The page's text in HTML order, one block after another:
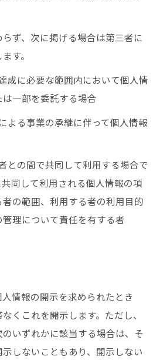
らず、次に掲げる場合は第三者に
す。
成に必要な範囲内において個人情
一部を委託する場合
よる事業の承継に伴って個人情報
との間で共同して利用する場合で
同して利用される個人情報の項
の範囲、利用する者の利用目的
理について責任を有する者
情報の開示を求められたとき
くこれを開示します。ただし、
いずれかに該当する場合は、そ
しないこともあり、開示しない